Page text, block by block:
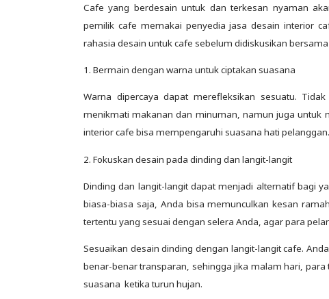
Cafe yang berdesain untuk dan terkesan nyaman
pemilik cafe memakai penyedia jasa desain interior
rahasia desain untuk cafe sebelum didiskusikan
1. Bermain dengan warna untuk ciptakan suasana
Warna dipercaya dapat merefleksikan sesuatu.
menikmati makanan dan minuman, namun juga untuk
interior cafe bisa mempengaruhi suasana hati pelanggan.
2. Fokuskan desain pada dinding dan langit-langit
Dinding dan langit-langit dapat menjadi alternatif bagi
biasa-biasa saja, Anda bisa memunculkan kesan
tertentu yang sesuai dengan selera Anda, agar para
Sesuaikan desain dinding dengan langit-langit cafe.
benar-benar transparan, sehingga jika malam hari,
suasana ketika turun hujan.